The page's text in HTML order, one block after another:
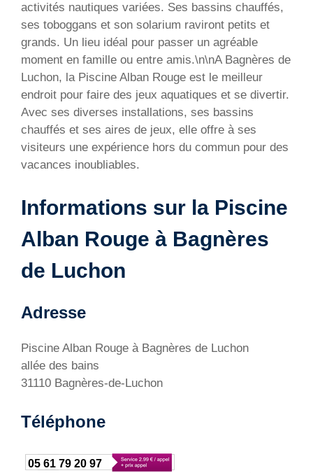
activités nautiques variées. Ses bassins chauffés,
ses toboggans et son solarium raviront petits et
grands. Un lieu idéal pour passer un agréable
moment en famille ou entre amis.\n\nA Bagnères de
Luchon, la Piscine Alban Rouge est le meilleur
endroit pour faire des jeux aquatiques et se divertir.
Avec ses diverses installations, ses bassins
chauffés et ses aires de jeux, elle offre à ses
visiteurs une expérience hors du commun pour des
vacances inoubliables.
Informations sur la Piscine
Alban Rouge à Bagnères
de Luchon
Adresse
Piscine Alban Rouge à Bagnères de Luchon
allée des bains
31110 Bagnères-de-Luchon
Téléphone
05 61 79 20 97